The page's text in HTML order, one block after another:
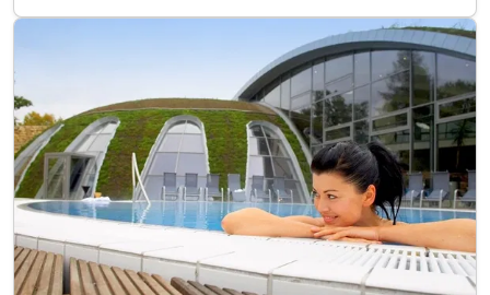
Für 5 Tage p.P. ab954,00 €
Einzelzimmer Superior
1 x Gruß aus Bad Sulza zum Mitnehmen pro Person
inkl. Leihbademantel für Ihren Aufenthalt
inkl. Nutzung der Toskana Therme inkl. Sauna
(am Anreisetag ab 14 Uhr / nicht am Abreisetag)